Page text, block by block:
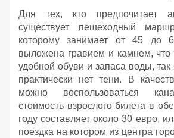
Для тех, кто предпочитает
существует пешеходный
которому занимает от 45 до
выложена гравием и камнем, что
удобной обуви и запаса воды,
практически нет тени. В
можно воспользоваться
стоимость взрослого билета в
году составляет около 30 евро,
поездка на котором из центра